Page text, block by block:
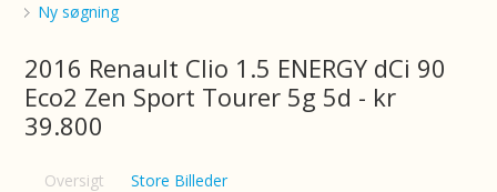
Ny søgning
2016 Renault Clio 1.5 ENERGY dCi 90
Eco2 Zen Sport Tourer 5g 5d - kr
39.800
Oversigt Store Billeder